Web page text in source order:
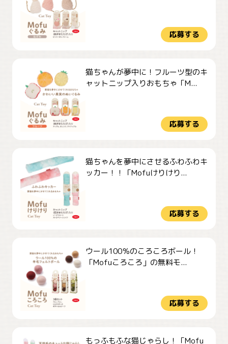
応募する
猫ちゃんが夢中に！フルーツ型のキ
ャットニップ入りおもちゃ「M...
応募する
猫ちゃんを夢中にさせるふわふわキ
ッカー！！「Mofuけりけり...
応募する
ウール100％のころころボール！
「Mofuころころ」の無料モ...
応募する
もっふもふな猫じゃらし！「Mofu